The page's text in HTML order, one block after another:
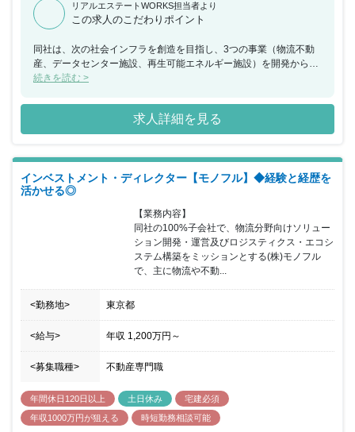
リアルエステートWORKS担当者より
この求人のこだわりポイント
同社は、次の社会インフラを創造を目指し、3つの事業（物流不動
産、データセンター施設、再生可能エネルギー施設）を開発から運
用までワンストップで担う不動産ディベロッパーであり、関連する
工時のマーケットでの最も優れた物流施設の提供を検討・企画およ
びプロジェクトの推進をご担当いただける方を募集することとなり
ました。現在、投資開発本部では、概ね年間5～6プロジェクト、投
事業拡大を計画している中、とくに先進的物流施設「ALFALINK」
の開発推進を担う人材を採用したいと考えています。物流施設の開
発を商品企画から事業推進まで一手に担うポジションとなり、「物
ることができます。不動産企画、開発、投資などに携わった経験が
あれば、建築に関する専門的な知識・経験は必須ではありません。
次のステップに進みたいとお考えの方にとっては機会となるポジシ
ョンです。設計企画部などの社内の他部署メンバーと連携し、協力
しながら開発を推進頂きます。
続きを読む >
求人詳細を見る
インベストメント・ディレクター【モノフル】◆経験と経歴を
活かせる◎
【業務内容】
同社の100%子会社で、物流分野向けソリュー
ション開発・運営及びロジスティクス・エコシ
ステム構築をミッションとする(株)モノフル
で、主に物流や不動...
<勤務地> 東京都
<給与> 年収 1,200万円 ～
<募集職種> 不動産専門職
年間休日120日以上 土日休み
宅建必須
年収1000万円が狙える
時短勤務相談可能